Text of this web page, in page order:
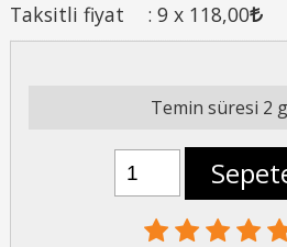
Taksitli fiyat
: 9 x 118,00
Temin süresi 2